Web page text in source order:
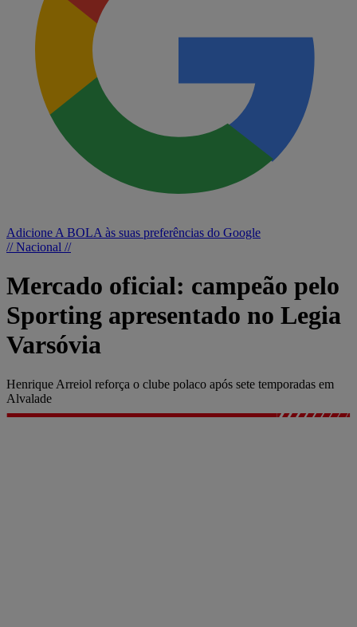
Adicione A BOLA às suas preferências do Google
// Nacional //
Mercado oficial: campeão pelo
Sporting apresentado no Legia
Varsóvia
Henrique Arreiol reforça o clube polaco após sete temporadas em
Alvalade